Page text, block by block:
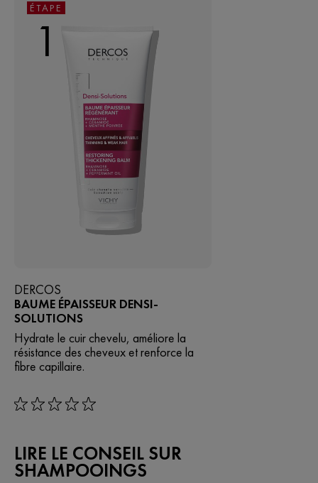
ÉTAPE
1
DERCOS
BAUME ÉPAISSEUR DENSI-
SOLUTIONS
Hydrate le cuir chevelu, améliore la
résistance des cheveux et renforce la
fibre capillaire.
rating: 0 out of 5
LIRE LE CONSEIL SUR
SHAMPOOINGS